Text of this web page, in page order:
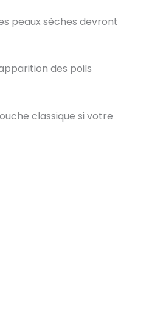
peaux sèches devront
des poils
classique si votre